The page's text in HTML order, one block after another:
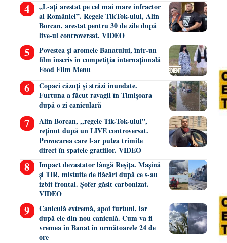
„L-ați arestat pe cel mai mare infractor
al României”. Regele TikTok-ului, Alin
Borcan, arestat pentru 30 de zile după
live-ul controversat. VIDEO
Povestea și aromele Banatului, într-un
film înscris în competiția internațională
Food Film Menu
Copaci căzuți și străzi inundate.
Furtuna a făcut ravagii în Timișoara
după o zi caniculară
Alin Borcan, ,,regele Tik-Tok-ului”,
reținut după un LIVE controversat.
Provocarea care l-ar putea trimite
direct în spatele gratiilor. VIDEO
Impact devastator lângă Reșița. Mașină
și TIR, mistuite de flăcări după ce s-au
izbit frontal. Șofer găsit carbonizat.
VIDEO
Caniculă extremă, apoi furtuni, iar
după ele din nou caniculă. Cum va fi
vremea în Banat în următoarele 24 de
ore